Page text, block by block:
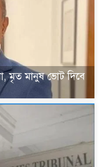
মৃত মানুষ ভোট দিবে